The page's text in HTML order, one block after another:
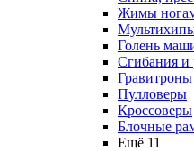
Жимы
Голень
Сгибания и
Гравитроны
Пулловеры
Кроссоверы
Блочные
Ещё 11